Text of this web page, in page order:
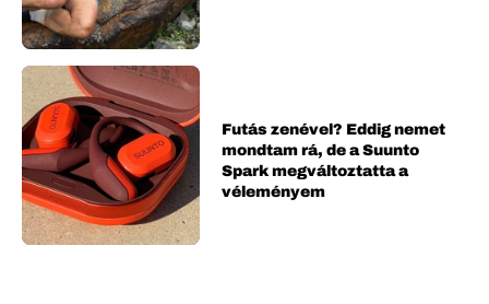
Futás zenével? Eddig nemet
mondtam rá, de a Suunto
Spark megváltoztatta a
véleményem